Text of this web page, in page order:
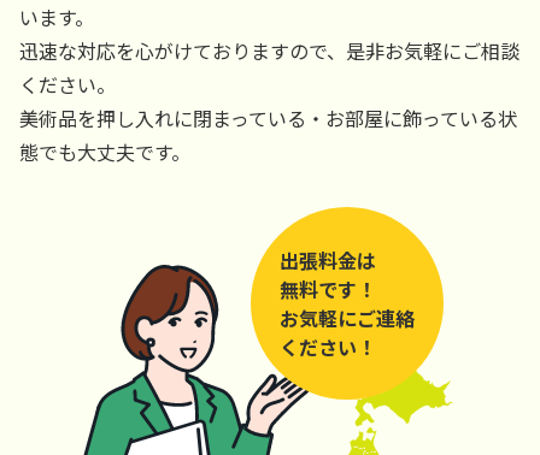
います。
迅速な対応を心がけておりますので、是非お気軽にご相談
ください。
美術品を押し入れに閉まっている・お部屋に飾っている状
態でも大丈夫です。
出張料金は
無料です！
お気軽にご連絡
ください！